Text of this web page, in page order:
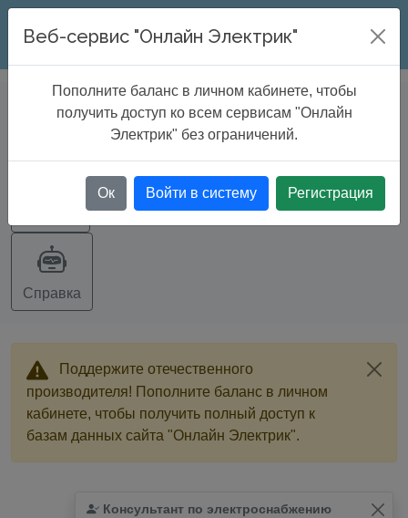
ONLINE ELECTRIC
БАЗА ДАННЫХ >Кабельные каналы
Справка
Поддержите отечественного
производителя! Пополните баланс в личном
кабинете, чтобы получить полный доступ к
базам данных сайта "Онлайн Электрик".
Консультант по электроснабжению
Найдено366из366записей.
Веб-сервис "Онлайн Электрик"
Пополните баланс в личном кабинете, чтобы
получить доступ ко всем сервисам "Онлайн
Электрик" без ограничений.
Ок Войти в систему Регистрация